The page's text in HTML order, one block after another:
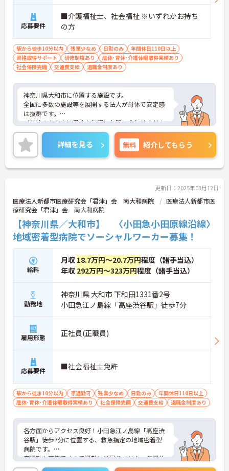
応募要件
■介護福祉士、社会福祉 ※いずれかお持ち
の方
駅から徒歩10分以内 残業少なめ 日勤のみ
年間休日110日以上
資格取得サポート
研修制度あり
産休･育休･介護休暇取得実績あり
社会保険完備
交通費支給 退職金制度あり
神奈川県大和市に位置する施設です。
全国に多数の施設等を展開する法人が母体で安定感
は抜群です。
ご興味のある方は是非お気軽にお問い合わせくださ
い。
詳細を見る 無料 紹介してもらう
更新日：2025年03月12日
医療法人新都市医療研究会「君津」会 南大和病院
医療法人新都市医
療研究会「君津」会 南大和病院
【神奈川県／大和市】 〈小田急小田原線沿線〉
地域密着型病院でソーシャルワーカー募集！
給料
月収 18.7万円～20.7万円程度（諸手当込）
年収 292万円～323万円程度（諸手当込）
勤務地
神奈川県 大和市 下和田1331番2号
小田急江ノ島線「高座渋谷駅」徒歩7分
雇用形態 正社員(正職員)
応募要件 ■社会福祉士免許
駅から徒歩10分以内 車通勤可 残業少なめ 日勤のみ
年間休日110日以上
産休･育休･介護休暇取得実績あり
社会保険完備 交通費支給 退職金制度あり
各方面からアクセス良好！小田急江ノ島線「高座渋
谷駅」徒歩7分に位置する、救急指定の地域密着型
病院です。
車通勤も可能ですので通勤には困りません。年間休
日113日！残業も少なめです。